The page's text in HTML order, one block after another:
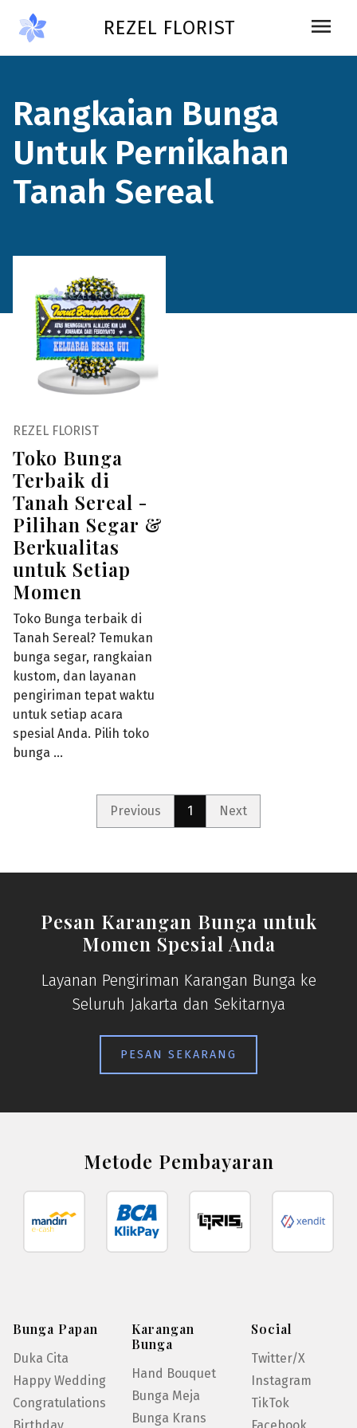
REZEL FLORIST menu
Rangkaian Bunga
Untuk Pernikahan
Tanah Sereal
REZEL FLORIST
Toko Bunga
Terbaik di
Tanah Sereal -
Pilihan Segar &
Berkualitas
untuk Setiap
Momen
Toko Bunga terbaik di
Tanah Sereal? Temukan
bunga segar, rangkaian
kustom, dan layanan
pengiriman tepat waktu
untuk setiap acara
spesial Anda. Pilih toko
bunga …
Previous 1 Next
Pesan Karangan Bunga untuk
Momen Spesial Anda
Layanan Pengiriman Karangan Bunga ke
Seluruh Jakarta dan Sekitarnya
PESAN SEKARANG
Metode Pembayaran
Bunga Papan
Duka Cita
Happy Wedding
Congratulations
Karangan
Bunga
Hand Bouquet
Bunga Meja
Bunga Krans
Social
Twitter/X
Instagram
TikTok